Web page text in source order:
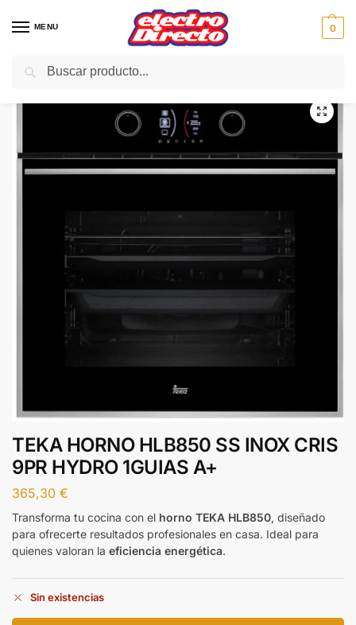
MENU 0
Inicio Gama blanca Hornos
TEKA HORNO HLB850 SS INOX CRIS
9PR HYDRO 1GUIAS A+
365,30 €
Transforma tu cocina con el horno TEKA HLB850, diseñado
para ofrecerte resultados profesionales en casa. Ideal para
quienes valoran la eficiencia energética.
Sin existencias